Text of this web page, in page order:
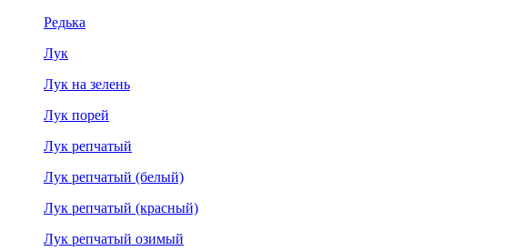
Редька
Лук
Лук на зелень
Лук порей
Лук репчатый
Лук репчатый (белый)
Лук репчатый (красный)
Лук репчатый озимый